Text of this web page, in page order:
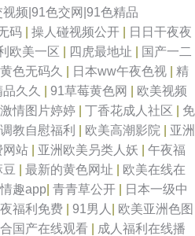
频|91色交网|91色精品
码 操人碰视频公开
日日干夜夜
欧美一区 四虎最地址
国产一二
黄色无码久 日本ww午夜色视
精
久久 91草莓黄色网
欧美视频
激情图片婷婷 丁香花成人社区
免
调教自慰福利 欧美高潮影院
亚洲
网站 亚洲欧美叧类人妖
午夜福
最新的黄色网址
欧美在线在
趣app 青青草公开
日本一级中
福利免费 91男人
欧美亚洲色图
国产在线观看
成人福利在线播